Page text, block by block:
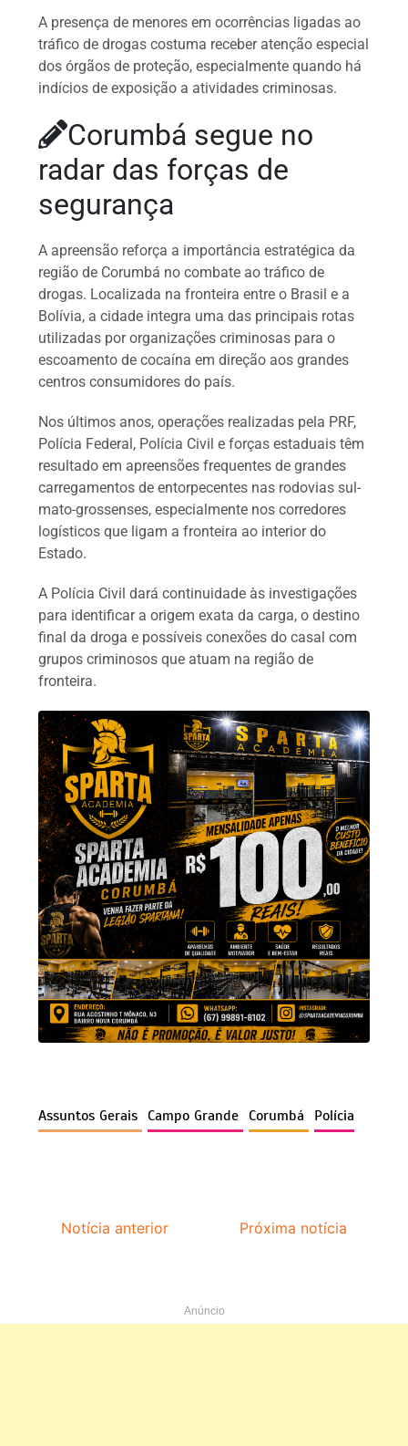
A presença de menores em ocorrências ligadas ao
tráfico de drogas costuma receber atenção especial
dos órgãos de proteção, especialmente quando há
indícios de exposição a atividades criminosas.
Corumbá segue no
radar das forças de
segurança
A apreensão reforça a importância estratégica da
região de Corumbá no combate ao tráfico de
drogas. Localizada na fronteira entre o Brasil e a
Bolívia, a cidade integra uma das principais rotas
utilizadas por organizações criminosas para o
escoamento de cocaína em direção aos grandes
centros consumidores do país.
Nos últimos anos, operações realizadas pela PRF,
Polícia Federal, Polícia Civil e forças estaduais têm
resultado em apreensões frequentes de grandes
carregamentos de entorpecentes nas rodovias sul-
mato-grossenses, especialmente nos corredores
logísticos que ligam a fronteira ao interior do
Estado.
A Polícia Civil dará continuidade às investigações
para identificar a origem exata da carga, o destino
final da droga e possíveis conexões do casal com
grupos criminosos que atuam na região de
fronteira.
Assuntos Gerais Campo Grande Corumbá Polícia
Notícia anterior Próxima notícia
Anúncio